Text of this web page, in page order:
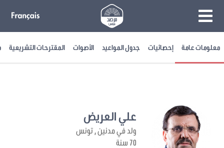
معلومات عامة إحصائيات جدول المواعيد الأصوات المقترحات التشريعية
علي العريض
ولد في مدنين , تونس
70 سنة